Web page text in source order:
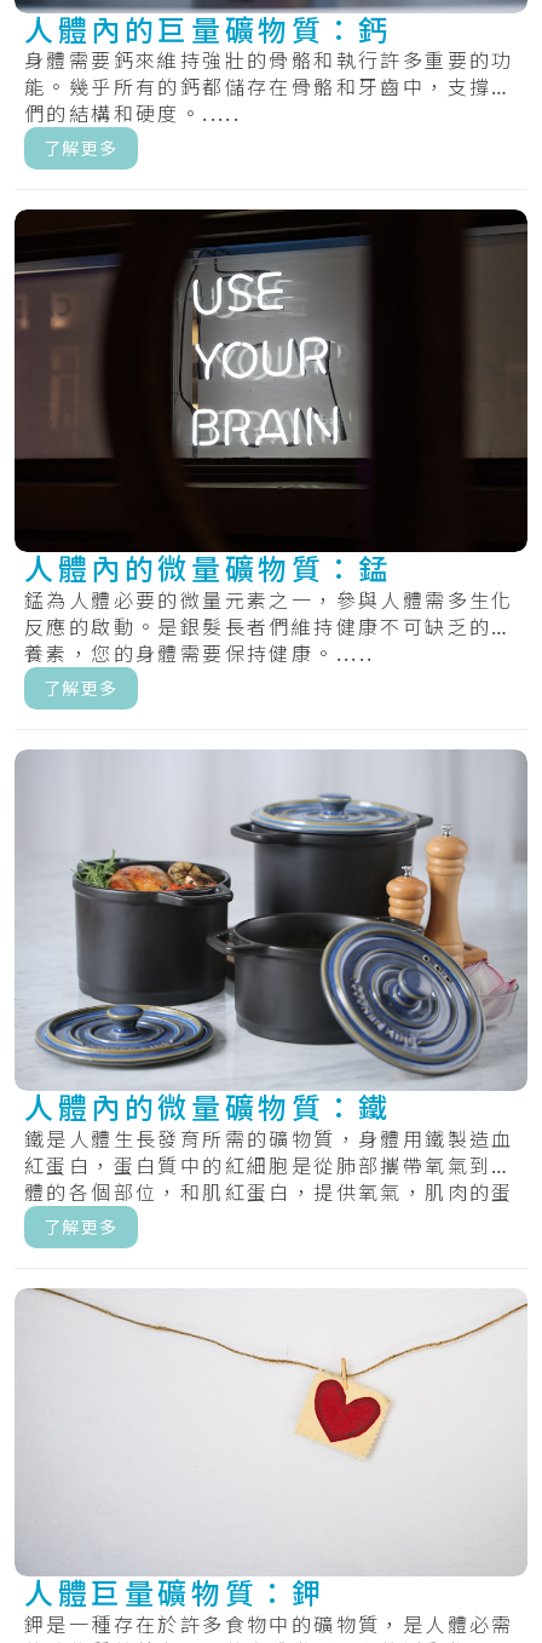
人體內的巨量礦物質：鈣
身體需要鈣來維持強壯的骨骼和執行許多重要的功
能。幾乎所有的鈣都儲存在骨骼和牙齒中，支撐它
們的結構和硬度。.....
了解更多
人體內的微量礦物質：錳
錳為人體必要的微量元素之一，參與人體需多生化
反應的啟動。是銀髮長者們維持健康不可缺乏的營
養素，您的身體需要保持健康。.....
了解更多
人體內的微量礦物質：鐵
鐵是人體生長發育所需的礦物質，身體用鐵製造血
紅蛋白，蛋白質中的紅細胞是從肺部攜帶氧氣到身
體的各個部位，和肌紅蛋白，提供氧氣，肌肉的蛋
白質.....
了解更多
人體巨量礦物質：鉀
鉀是一種存在於許多食物中的礦物質，是人體必需